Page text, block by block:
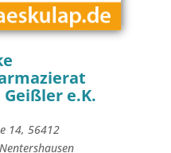
e.K.
14, 56412
Nentershausen